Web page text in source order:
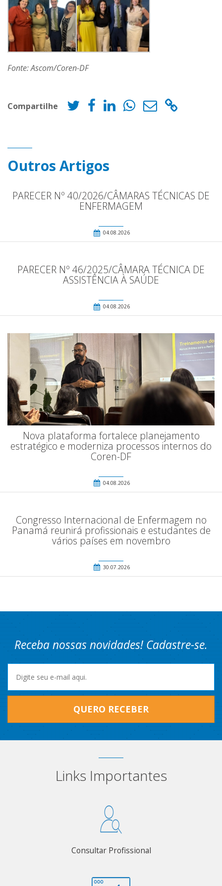
Fonte: Ascom/Coren-DF
Compartilhe
Outros Artigos
PARECER Nº 40/2026/CÂMARAS TÉCNICAS DE
ENFERMAGEM
04.08.2026
PARECER Nº 46/2025/CÂMARA TÉCNICA DE
ASSISTÊNCIA À SAÚDE
04.08.2026
Nova plataforma fortalece planejamento
estratégico e moderniza processos internos do
Coren-DF
04.08.2026
Congresso Internacional de Enfermagem no
Panamá reunirá profissionais e estudantes de
vários países em novembro
30.07.2026
Receba nossas novidades! Cadastre-se.
QUERO RECEBER
Links Importantes
Consultar Profissional